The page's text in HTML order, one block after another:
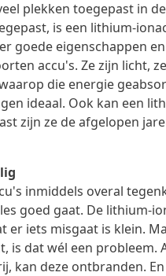
plekken toegepast in
is een lithium-
goede eigenschappen
accu's. Ze zijn licht,
die energie
ideaal. Ook kan een
zijn ze de afgelopen
inmiddels overal
goed gaat. De lithium-
iets misgaat is klein.
is dat wél een probleem.
kan deze ontbranden.